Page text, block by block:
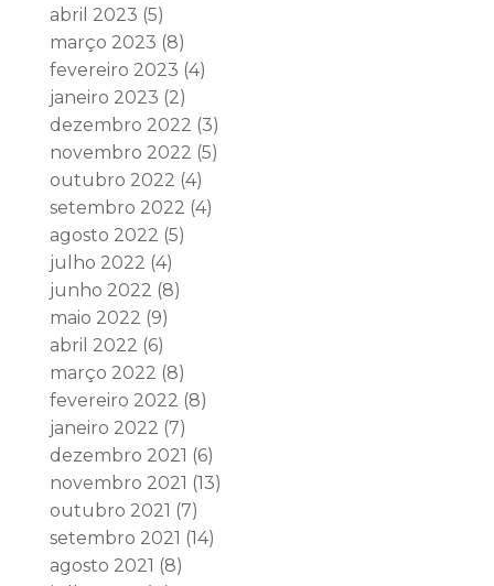
abril 2023 (5)
março 2023 (8)
fevereiro 2023 (4)
janeiro 2023 (2)
dezembro 2022 (3)
novembro 2022 (5)
outubro 2022 (4)
setembro 2022 (4)
agosto 2022 (5)
julho 2022 (4)
junho 2022 (8)
maio 2022 (9)
abril 2022 (6)
março 2022 (8)
fevereiro 2022 (8)
janeiro 2022 (7)
dezembro 2021 (6)
novembro 2021 (13)
outubro 2021 (7)
setembro 2021 (14)
agosto 2021 (8)